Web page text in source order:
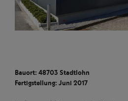
Bauort: 48703 Stadtlohn
Fertigstellung: Juni 2017